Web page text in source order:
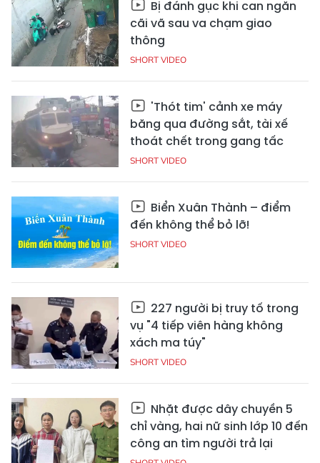
Bị đánh gục khi can ngăn
cãi vã sau va chạm giao
thông
SHORT VIDEO
'Thót tim' cảnh xe máy
băng qua đường sắt, tài xế
thoát chết trong gang tấc
SHORT VIDEO
Biển Xuân Thành – điểm
đến không thể bỏ lỡ!
SHORT VIDEO
227 người bị truy tố trong
vụ "4 tiếp viên hàng không
xách ma túy"
SHORT VIDEO
Nhặt được dây chuyền 5
chỉ vàng, hai nữ sinh lớp 10 đến
công an tìm người trả lại